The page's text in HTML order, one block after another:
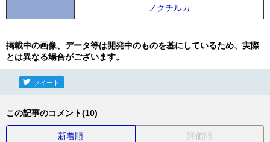
ノクチルカ
掲載中の画像、データ等は開発中のものを基にしているため、実際
とは異なる場合がございます。
ツイート
この記事のコメント(10)
新着順 評価順